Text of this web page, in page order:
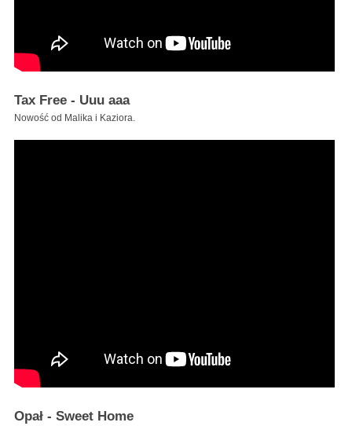
Tax Free - Uuu aaa
Nowość od Malika i Kaziora.
Opał - Sweet Home